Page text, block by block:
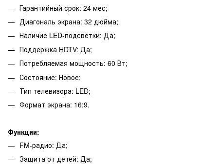
Гарантийный срок: 24 мес;
Диагональ экрана: 32 дюйма;
Наличие LED-подсветки: Да;
Поддержка HDTV: Да;
Потребляемая мощность: 60 Вт;
Состояние: Новое;
Тип телевизора: LED;
Формат экрана: 16:9.
Функции:
FM-радио: Да;
Защита от детей: Да;